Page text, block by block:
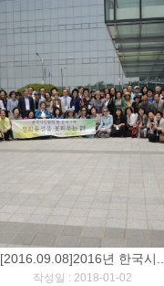
[2016.09.08]2016년 한국시..
작성일 : 2018-01-02